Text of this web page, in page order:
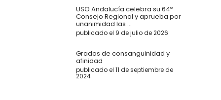
USO Andalucía celebra su 64º
Consejo Regional y aprueba por
unanimidad las ...
publicado el 9 de julio de 2026
Grados de consanguinidad y
afinidad
publicado el 11 de septiembre de
2024